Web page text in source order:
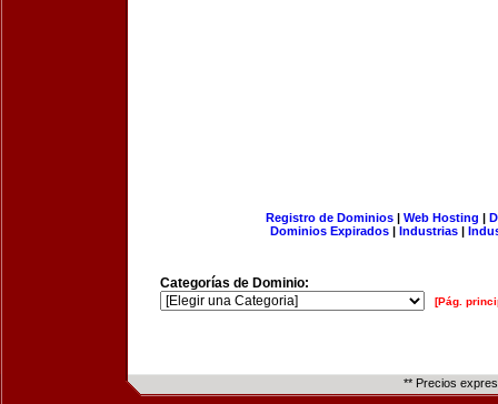
Registro de Dominios| Web Hosting |
Dominios Expirados | Industrias |
Categorías de Dominio:
[Pág.
** Precios